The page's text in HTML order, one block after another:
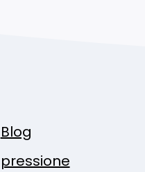
Blog
pressione